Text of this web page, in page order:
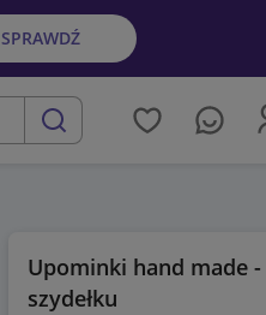
SPRAWDŹ
szukaj
Upominki hand made -
szydełku